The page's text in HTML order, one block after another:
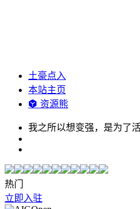
土豪点入
本站主页
资源熊
我之所以想变强，是为了
热门
立即入驻